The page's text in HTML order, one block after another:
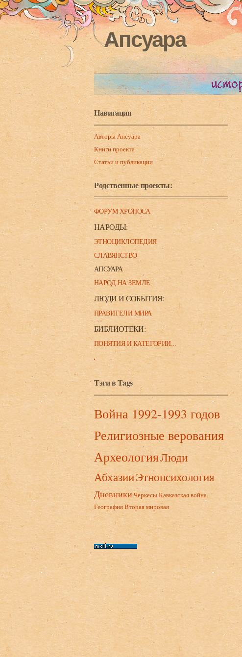
Апсуара
Навигация
Авторы Апсуара
Книги проекта
Статьи и публикации
Родственные проекты:
ФОРУМ ХРОНОСА
НАРОДЫ:
ЭТНОЦИКЛОПЕДИЯ
СЛАВЯНСТВО
АПСУАРА
НАРОД НА ЗЕМЛЕ
ЛЮДИ И СОБЫТИЯ:
ПРАВИТЕЛИ МИРА
БИБЛИОТЕКИ:
ПОНЯТИЯ И КАТЕГОРИИ...
Тэги в Tags
Война 1992-1993 годов
Религиозные верования
АрхеологияЛюди
АбхазииЭтнопсихология
Дневники ЧеркесыКавказская война
ГеографияВторая мировая